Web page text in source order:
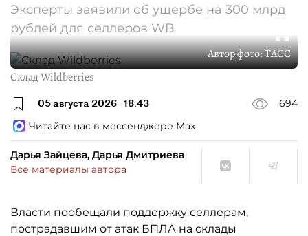
Эксперты заявили об ущербе на 300 млрд
рублей для селлеров WB
Автор фото:ТАСС
Склад Wildberries
05 августа 2026 18:43
694
Читайте нас в мессенджере Max
Дарья Зайцева, Дарья Дмитриева
Все материалы автора
Власти пообещали поддержку селлерам,
пострадавшим от атак БПЛА на склады